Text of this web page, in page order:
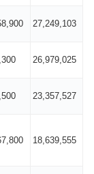
27,249,103
26,979,025
23,357,527
18,639,555